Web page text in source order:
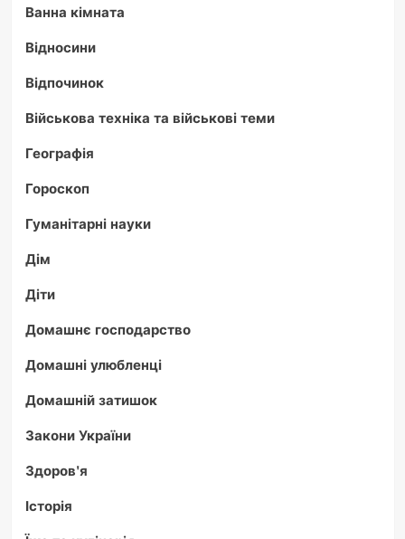
Ванна кімната
Відносини
Відпочинок
Військова техніка та військові теми
Географія
Гороскоп
Гуманітарні науки
Дім
Діти
Домашнє господарство
Домашні улюбленці
Домашній затишок
Закони України
Здоров'я
Історія